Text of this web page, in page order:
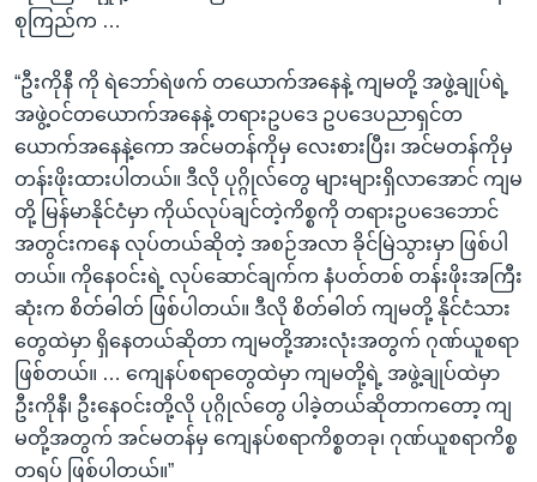
စုကြည်က …
“ဦးကိုနီ ကို ရဲဘော်ရဲဖက် တယောက်အနေနဲ့ ကျမတို့ အဖွဲ့ချုပ်ရဲ့
အဖွဲ့ဝင်တယောက်အနေနဲ့ တရားဥပဒေ ဥပဒေပညာရှင်တ
ယောက်အနေနဲ့ကော အင်မတန်ကိုမှ လေးစားပြီး၊ အင်မတန်ကိုမှ
တန်းဖိုးထားပါတယ်။ ဒီလို ပုဂ္ဂိုလ်တွေ များများရှိလာအောင် ကျမ
တို့ မြန်မာနိုင်ငံမှာ ကိုယ်လုပ်ချင်တဲ့ကိစ္စကို တရားဥပဒေဘောင်
အတွင်းကနေ လုပ်တယ်ဆိုတဲ့ အစဉ်အလာ ခိုင်မြဲသွားမှာ ဖြစ်ပါ
တယ်။ ကိုနေဝင်းရဲ့ လုပ်ဆောင်ချက်က နံပတ်တစ် တန်းဖိုးအကြီး
ဆုံးက စိတ်ဓါတ် ဖြစ်ပါတယ်။ ဒီလို စိတ်ဓါတ် ကျမတို့ နိုင်ငံသား
တွေထဲမှာ ရှိနေတယ်ဆိုတာ ကျမတို့အားလုံးအတွက် ဂုဏ်ယူစရာ
ဖြစ်တယ်။ … ကျေနပ်စရာတွေထဲမှာ ကျမတို့ရဲ့ အဖွဲ့ချုပ်ထဲမှာ
ဦးကိုနီ၊ ဦးနေဝင်းတို့လို ပုဂ္ဂိုလ်တွေ ပါခဲ့တယ်ဆိုတာကတော့ ကျ
မတို့အတွက် အင်မတန်မှ ကျေနပ်စရာကိစ္စတခု၊ ဂုဏ်ယူစရာကိစ္စ
တရပ် ဖြစ်ပါတယ်။”